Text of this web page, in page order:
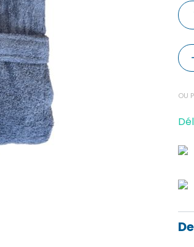
OU